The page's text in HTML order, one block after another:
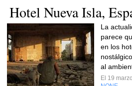
Hotel Nueva Isla,
La
parece
en los
al
El 19